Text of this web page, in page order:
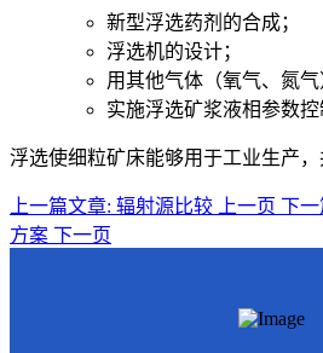
新型浮选药剂的合成；
浮选机的设计；
用其他气体（氧气、氮气
实施浮选矿浆液相参数控
浮选使细粒矿床能够用于工业生产，
上一篇文章: 辐射源比较 上一页 下一
方案 下一页